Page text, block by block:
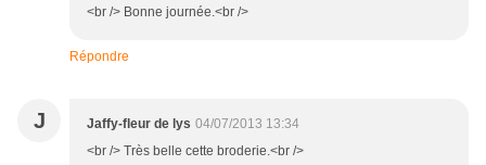
<br /> Bonne journée.<br />
Répondre
J Jaffy-fleur de lys 04/07/2013 13:34
<br /> Très belle cette broderie.<br />